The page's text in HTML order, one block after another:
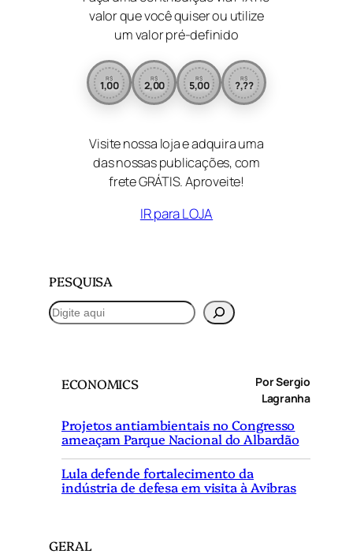
valor que você quiser ou utilize
um valor pré-definido
R$
1,00
R$
2,00
R$
5,00
R$
?,??
Visite nossa loja e adquira uma
das nossas publicações, com
frete GRÁTIS. Aproveite!
IR para LOJA
PESQUISA
P
e
ECONOMICS
Por Sergio
Lagranha
Projetos antiambientais no Congresso
ameaçam Parque Nacional do Albardão
Lula defende fortalecimento da
indústria de defesa em visita à Avibras
GERAL